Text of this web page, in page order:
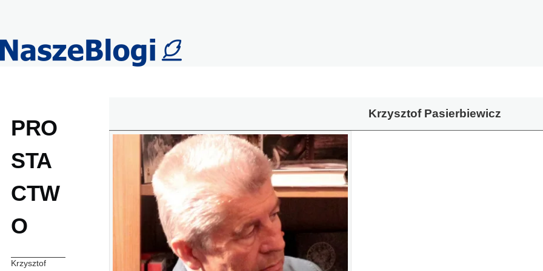
PRO
STA
CTW
O
Krzysztof
Krzysztof Pasierbiewicz